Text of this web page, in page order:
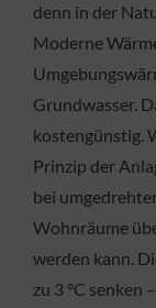
denn in der
Moderne
Grundwasser.
kostengünstig.
Prinzip der
bei
Wohnräume
werden kann.
zu 3 °C senken